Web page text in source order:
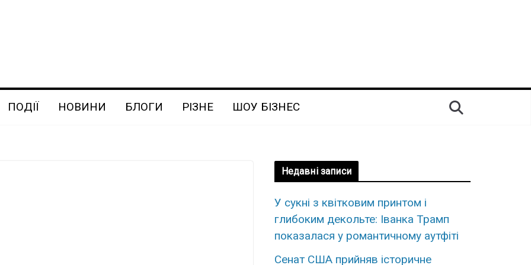
ПОДІЇ НОВИНИ БЛОГИ РІЗНЕ ШОУ БІЗНЕС
Недавні записи
У сукні з квітковим принтом і
глибоким декольте: Іванка Трамп
показалася у романтичному аутфіті
Сенат США прийняв історичне